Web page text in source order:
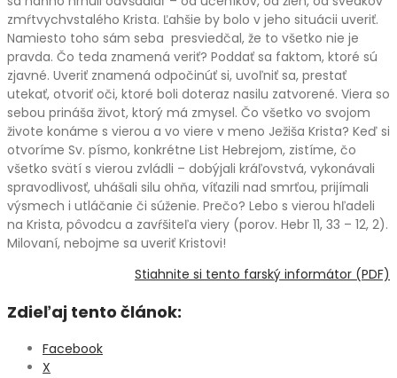
zmŕtvychvstalého Krista. Ľahšie by bolo v jeho situácii uveriť.
Namiesto toho sám seba presviedčal, že to všetko nie je
pravda. Čo teda znamená veriť? Poddať sa faktom, ktoré sú
zjavné. Uveriť znamená odpočinúť si, uvoľniť sa, prestať
utekať, otvoriť oči, ktoré boli doteraz nasilu zatvorené. Viera so
sebou prináša život, ktorý má zmysel. Čo všetko vo svojom
živote konáme s vierou a vo viere v meno Ježiša Krista? Keď si
otvoríme Sv. písmo, konkrétne List Hebrejom, zistíme, čo
všetko svätí s vierou zvládli – dobýjali kráľovstvá, vykonávali
spravodlivosť, uhášali silu ohňa, víťazili nad smrťou, prijímali
výsmech i utláčanie či súženie. Prečo? Lebo s vierou hľadeli
na Krista, pôvodcu a zavŕšiteľa viery (porov. Hebr 11, 33 – 12, 2).
Milovaní, nebojme sa uveriť Kristovi!
Stiahnite si tento farský informátor (PDF)
Zdieľaj tento článok:
Facebook
X